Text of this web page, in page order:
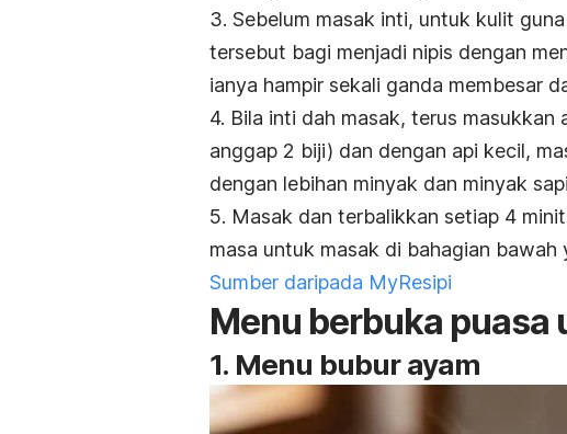
3. Sebelum masak inti, untuk kulit
tersebut bagi menjadi nipis dengan
ianya hampir sekali ganda membesar
4. Bila inti dah masak, terus
anggap 2 biji) dan dengan api kecil,
dengan lebihan minyak dan minyak
5. Masak dan terbalikkan setiap 4
masa untuk masak di bahagian bawah
Sumber daripada MyResipi
Menu berbuka puasa
1. Menu bubur ayam